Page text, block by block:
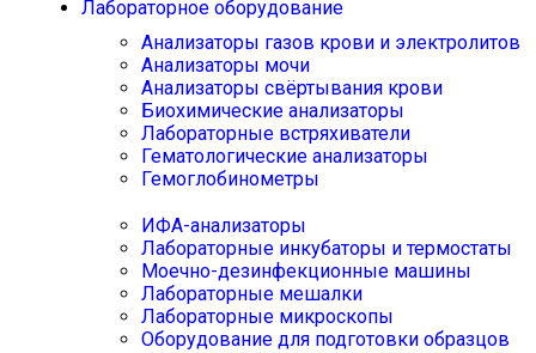
Лабораторное оборудование
Анализаторы газов крови и электролитов
Анализаторы мочи
Анализаторы свёртывания крови
Биохимические анализаторы
Лабораторные встряхиватели
Гематологические анализаторы
Гемоглобинометры
ИФА-анализаторы
Лабораторные инкубаторы и термостаты
Моечно-дезинфекционные машины
Лабораторные мешалки
Лабораторные микроскопы
Оборудование для подготовки образцов